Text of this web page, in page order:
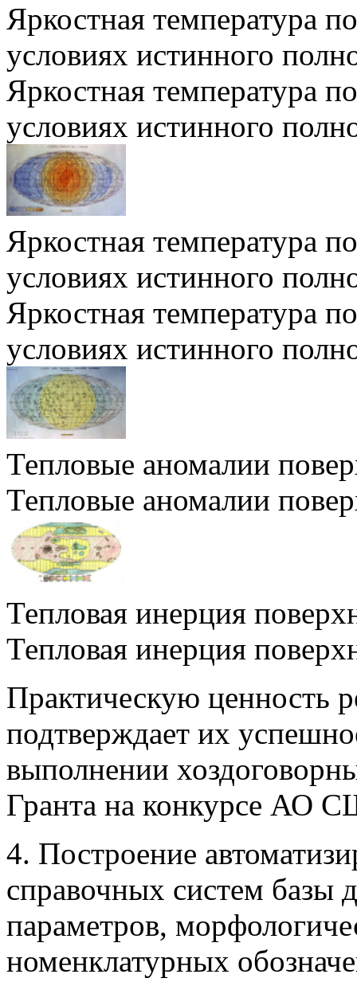
Яркостная температура
условиях истинного
Яркостная температура
условиях истинного
Яркостная температура
условиях истинного
Яркостная температура
условиях истинного
Тепловые аномалии
Тепловые аномалии
Тепловая инерция
Тепловая инерция
Практическую ценность
подтверждает их
выполнении
Гранта на конкурсе АО
4. Построение
справочных систем базы
параметров,
номенклатурных